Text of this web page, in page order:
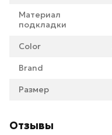
Материал
подкладки
Color
Brand
Размер
Отзывы